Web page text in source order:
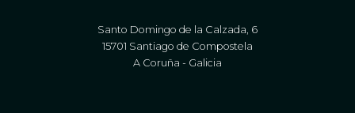
Santo Domingo de la Calzada, 6
15701 Santiago de Compostela
A Coruña - Galicia